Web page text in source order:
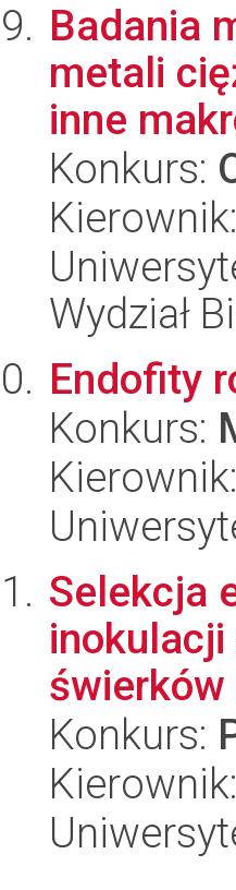
Badania
metali
inne
Konkurs:
Wydział
Endofity
Konkurs:
Selekcja
Konkurs: